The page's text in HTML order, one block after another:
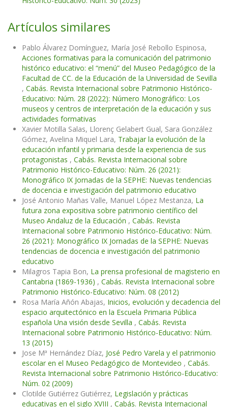
Artículos similares
Pablo Álvarez Domínguez, María José Rebollo Espinosa,
Acciones formativas para la comunicación del patrimonio
histórico educativo: el “menú” del Museo Pedagógico de la
Facultad de CC. de la Educación de la Universidad de Sevilla
, Cabás. Revista Internacional sobre Patrimonio Histórico-
Educativo: Núm. 28 (2022): Número Monográfico: Los
museos y centros de interpretación de la educación y sus
actividades formativas
Xavier Motilla Salas, Llorenç Gelabert Gual, Sara González
Gómez, Avelina Miquel Lara, Trabajar la evolución de la
educación infantil y primaria desde la experiencia de sus
protagonistas , Cabás. Revista Internacional sobre
Patrimonio Histórico-Educativo: Núm. 26 (2021):
Monográfico IX Jornadas de la SEPHE: Nuevas tendencias
de docencia e investigación del patrimonio educativo
José Antonio Mañas Valle, Manuel López Mestanza, La
futura zona expositiva sobre patrimonio científico del
Museo Andaluz de la Educación , Cabás. Revista
Internacional sobre Patrimonio Histórico-Educativo: Núm.
26 (2021): Monográfico IX Jornadas de la SEPHE: Nuevas
tendencias de docencia e investigación del patrimonio
educativo
Milagros Tapia Bon, La prensa profesional de magisterio en
Cantabria (1869-1936) , Cabás. Revista Internacional sobre
Patrimonio Histórico-Educativo: Núm. 08 (2012)
Rosa María Añón Abajas, Inicios, evolución y decadencia del
espacio arquitectónico en la Escuela Primaria Pública
española Una visión desde Sevilla , Cabás. Revista
Internacional sobre Patrimonio Histórico-Educativo: Núm.
13 (2015)
Jose Mª Hernández Díaz, José Pedro Varela y el patrimonio
escolar en el Museo Pedagógico de Montevideo , Cabás.
Revista Internacional sobre Patrimonio Histórico-Educativo:
Núm. 02 (2009)
Clotilde Gutiérrez Gutiérrez, Legislación y prácticas
educativas en el siglo XVIII , Cabás. Revista Internacional